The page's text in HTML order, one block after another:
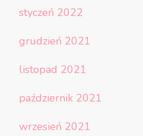
styczeń 2022
grudzień 2021
listopad 2021
październik 2021
wrzesień 2021